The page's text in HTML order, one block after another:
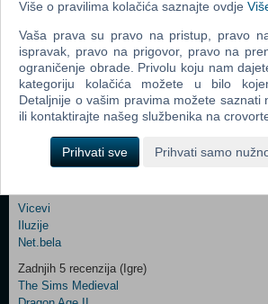
Vaš email
Control
Field
One
Control
Field
Two
Newsletter
Prijavi me
Ova stranica i njen sadržaj su © Copyright
Šifre
Vicevi
Iluzije
Net.bela
Zadnjih 5 recenzija (Igre)
The Sims Medieval
Više o pravilima kolačića saznajte ovdje
Vaša prava su pravo na pristup, pravo
ispravak, pravo na prigovor, pravo na
ograničenje obrade. Privolu koju nam
kategoriju kolačića možete u bilo
Detaljnije o vašim pravima možete saznati
ili kontaktirajte našeg službenika na
Prihvati sve Prihvati samo